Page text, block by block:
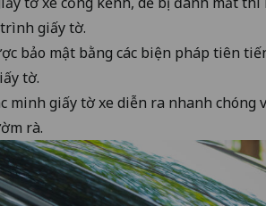
giấy tờ.
bảo mật bằng các biện pháp tiên
tờ.
minh giấy tờ xe diễn ra nhanh chóng
rà.